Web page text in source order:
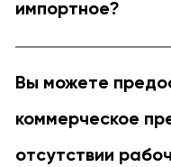
импортное?
Вы можете
коммерческое
отсутствии